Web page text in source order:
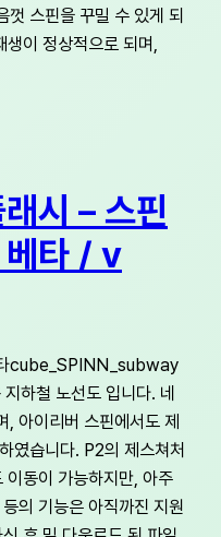
껏 스핀을 꾸밀 수 있게 되
이 정상적으로 되며,
시 – 스핀
베타 / v
cube_SPINN_subway
하철 노선도 입니다. 네
, 아이리버 스핀에서도 제
였습니다. P2의 제스쳐처
이동이 가능하지만, 아주
의 기능은 아직까진 지원